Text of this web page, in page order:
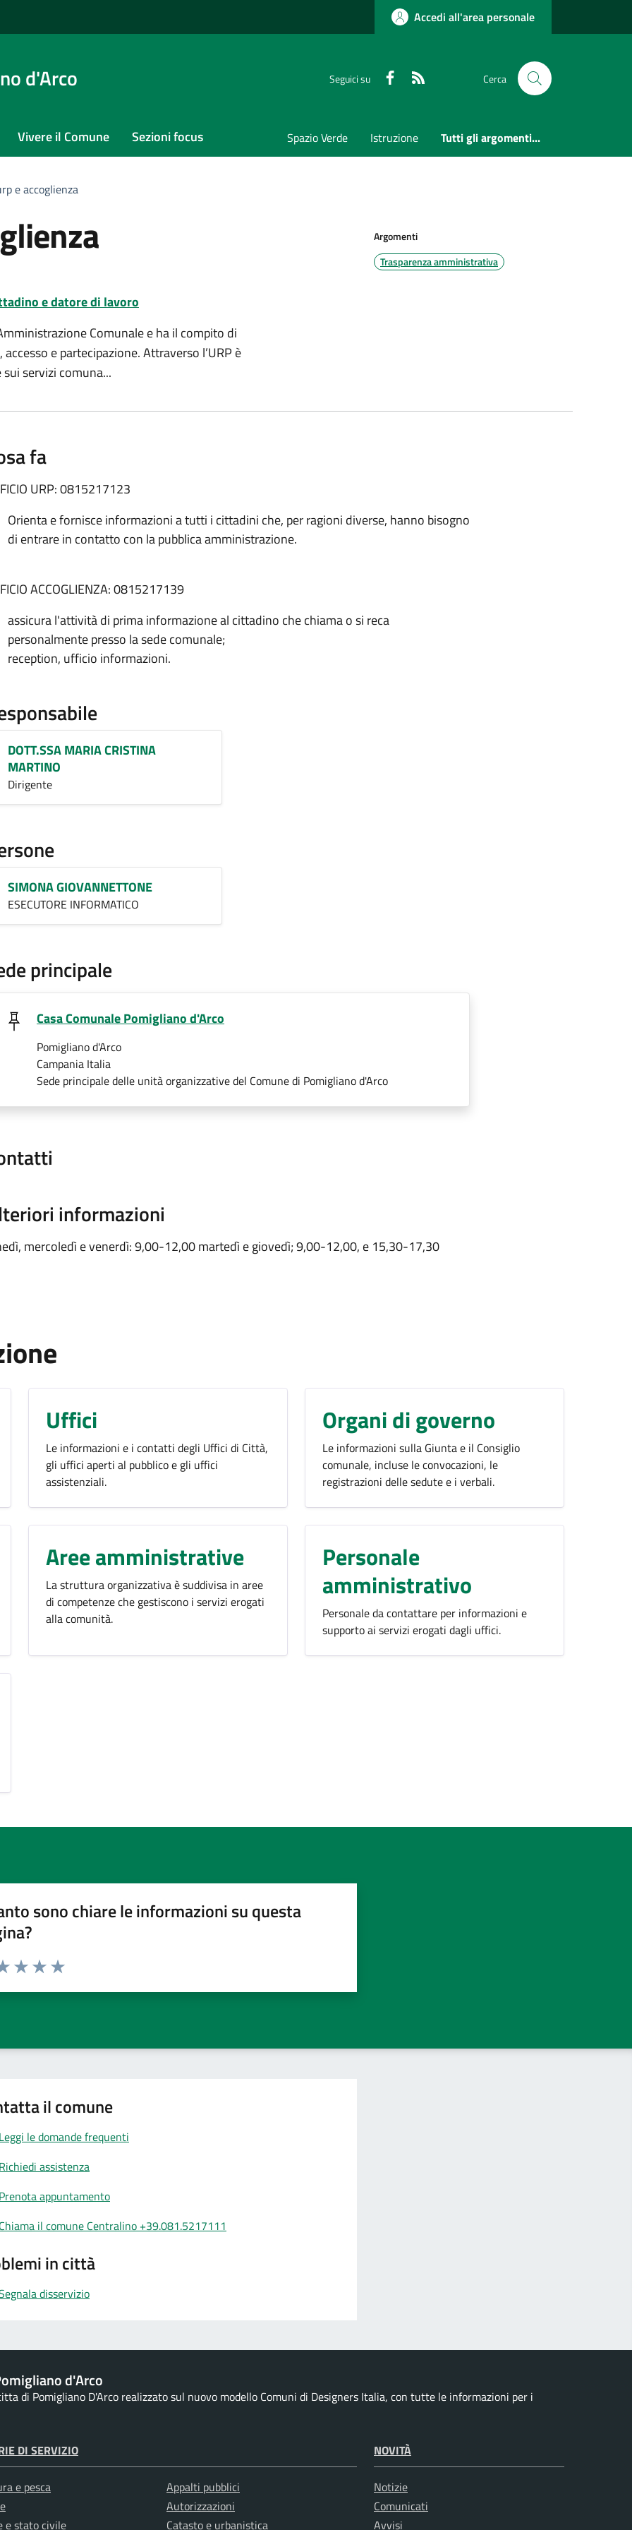
Accedi all'area personale
d'Arco Seguici su Faceboook Cerca
Vivere il Comune Sezioni focus Spazio Verde Istruzione Tutti gli argomenti...
e accoglienza
e datore di lavoro
Comunale e ha il compito di
e partecipazione. Attraverso l’URP è
servizi comuna...
Argomenti
Trasparenza amministrativa
fa
URP: 0815217123
Orienta e fornisce informazioni a tutti i cittadini che, per ragioni diverse, hanno bisogno
di entrare in contatto con la pubblica amministrazione.
ACCOGLIENZA: 0815217139
assicura l'attività di prima informazione al cittadino che chiama o si reca
personalmente presso la sede comunale;
reception, ufficio informazioni.
DOTT.SSA MARIA CRISTINA
MARTINO
Dirigente
SIMONA GIOVANNETTONE
ESECUTORE INFORMATICO
principale
Casa Comunale Pomigliano d'Arco
Pomigliano d'Arco
Campania Italia
Sede principale delle unità organizzative del Comune di Pomigliano d'Arco
informazioni
mercoledì e venerdì: 9,00-12,00 martedì e giovedì; 9,00-12,00, e 15,30-17,30
Uffici
Le informazioni e i contatti degli Uffici di Città,
gli uffici aperti al pubblico e gli uffici
assistenziali.
Organi di governo
Le informazioni sulla Giunta e il Consiglio
comunale, incluse le convocazioni, le
registrazioni delle sedute e i verbali.
Aree amministrative
La struttura organizzativa è suddivisa in aree
di competenze che gestiscono i servizi erogati
alla comunità.
Personale
amministrativo
Personale da contattare per informazioni e
supporto ai servizi erogati dagli uffici.
sono chiare le informazioni su questa
1 a 5 stelle la pagina
il comune
le domande frequenti
assistenza
appuntamento
il comune Centralino +39.081.5217111
in città
disservizio
d'Arco
di Pomigliano D'Arco realizzato sul nuovo modello Comuni di Designers Italia, con tutte le informazioni per i
DI SERVIZIO
e pesca
e stato civile
Appalti pubblici
Autorizzazioni
Catasto e urbanistica
NOVITÀ
Notizie
Comunicati
Avvisi